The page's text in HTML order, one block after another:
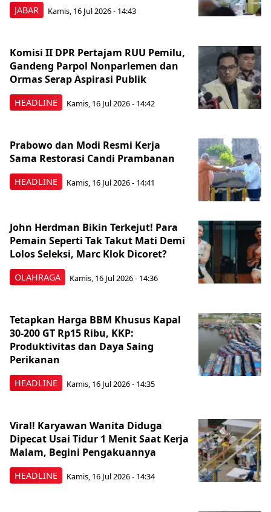
JABAR Kamis, 16 Jul 2026 - 14:43
HEADLINE
Komisi II DPR Pertajam RUU Pemilu,
Gandeng Parpol Nonparlemen dan
Ormas Serap Aspirasi Publik
Kamis, 16 Jul 2026 - 14:42
HEADLINE
Prabowo dan Modi Resmi Kerja
Sama Restorasi Candi Prambanan
Kamis, 16 Jul 2026 - 14:41
OLAHRAGA
John Herdman Bikin Terkejut! Para
Pemain Seperti Tak Takut Mati Demi
Lolos Seleksi, Marc Klok Dicoret?
Kamis, 16 Jul 2026 - 14:36
HEADLINE
Tetapkan Harga BBM Khusus Kapal
30-200 GT Rp15 Ribu, KKP:
Produktivitas dan Daya Saing
Perikanan
Kamis, 16 Jul 2026 - 14:35
HEADLINE
Viral! Karyawan Wanita Diduga
Dipecat Usai Tidur 1 Menit Saat Kerja
Malam, Begini Pengakuannya
Kamis, 16 Jul 2026 - 14:34